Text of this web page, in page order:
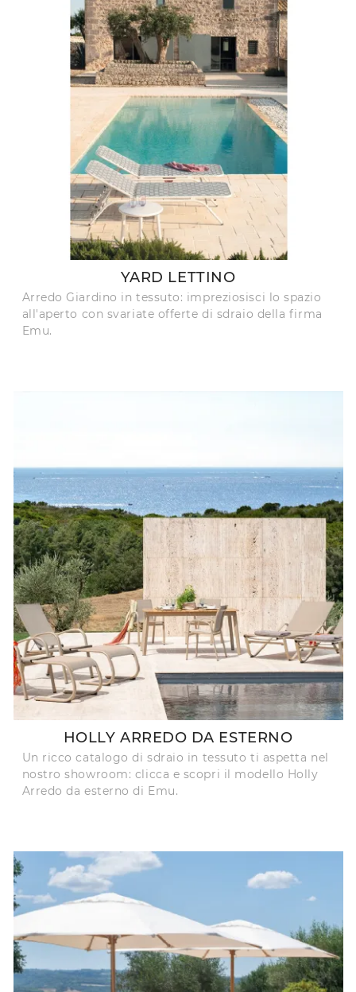
YARD LETTINO
Arredo Giardino in tessuto: impreziosisci lo spazio
all'aperto con svariate offerte di sdraio della firma
Emu.
HOLLY ARREDO DA ESTERNO
Un ricco catalogo di sdraio in tessuto ti aspetta nel
nostro showroom: clicca e scopri il modello Holly
Arredo da esterno di Emu.